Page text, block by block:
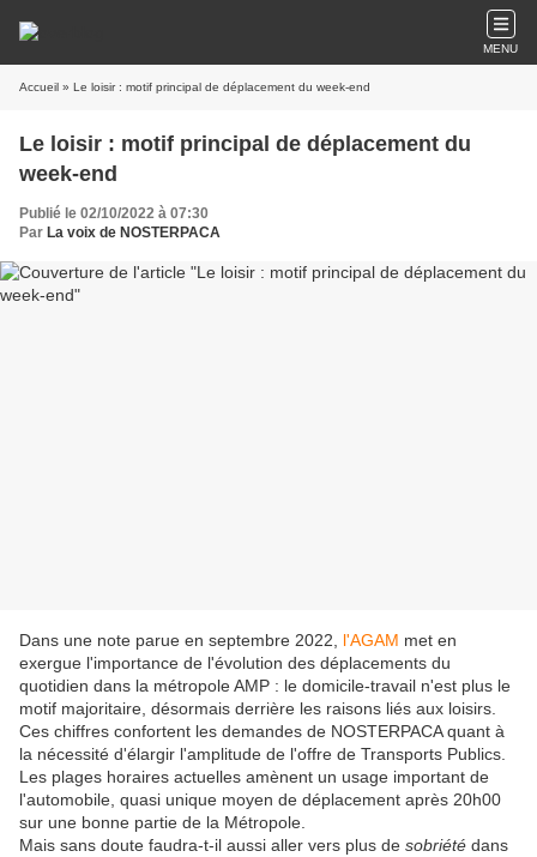
MENU
Accueil » Le loisir : motif principal de déplacement du week-end
Le loisir : motif principal de déplacement du
week-end
Publié le 02/10/2022 à 07:30
Par La voix de NOSTERPACA
Dans une note parue en septembre 2022, l'AGAM met en
exergue l'importance de l'évolution des déplacements du
quotidien dans la métropole AMP : le domicile-travail n'est plus le
motif majoritaire, désormais derrière les raisons liés aux loisirs.
Ces chiffres confortent les demandes de NOSTERPACA quant à
la nécessité d'élargir l'amplitude de l'offre de Transports Publics.
Les plages horaires actuelles amènent un usage important de
l'automobile, quasi unique moyen de déplacement après 20h00
sur une bonne partie de la Métropole.
Mais sans doute faudra-t-il aussi aller vers plus de sobriété dans